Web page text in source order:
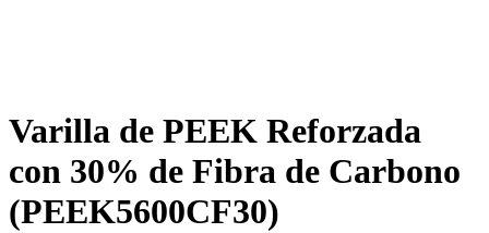
Varilla de PEEK Reforzada
con 30% de Fibra de Carbono
(PEEK5600CF30)